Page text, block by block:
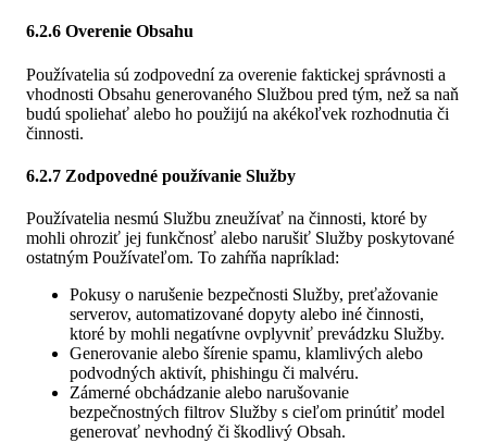
6.2.6 Overenie Obsahu
Používatelia sú zodpovední za overenie faktickej správnosti a
vhodnosti Obsahu generovaného Službou pred tým, než sa naň
budú spoliehať alebo ho použijú na akékoľvek rozhodnutia či
činnosti.
6.2.7 Zodpovedné používanie Služby
Používatelia nesmú Službu zneužívať na činnosti, ktoré by
mohli ohroziť jej funkčnosť alebo narušiť Služby poskytované
ostatným Používateľom. To zahŕňa napríklad:
Pokusy o narušenie bezpečnosti Služby, preťažovanie
serverov, automatizované dopyty alebo iné činnosti,
ktoré by mohli negatívne ovplyvniť prevádzku Služby.
Generovanie alebo šírenie spamu, klamlivých alebo
podvodných aktivít, phishingu či malvéru.
Zámerné obchádzanie alebo narušovanie
bezpečnostných filtrov Služby s cieľom prinútiť model
generovať nevhodný či škodlivý Obsah.